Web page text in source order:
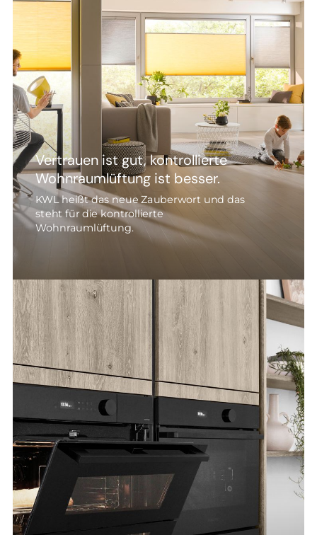
Vertrauen ist gut, kontrollierte
Wohnraumlüftung ist besser.
KWL heißt das neue Zauberwort und das
steht für die kontrollierte
Wohnraumlüftung.